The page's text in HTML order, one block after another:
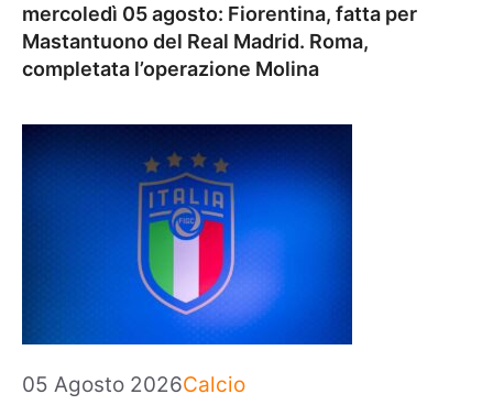
mercoledì 05 agosto: Fiorentina, fatta per
Mastantuono del Real Madrid. Roma,
completata l’operazione Molina
05 Agosto 2026Categorie
Calcio